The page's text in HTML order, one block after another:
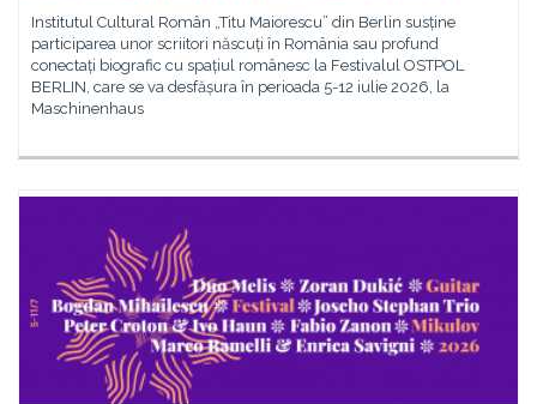
Institutul Cultural Român „Titu Maiorescu” din Berlin susține
participarea unor scriitori născuți în România sau profund
conectați biografic cu spațiul românesc la Festivalul OSTPOL
BERLIN, care se va desfășura în perioada 5-12 iulie 2026, la
Maschinenhaus